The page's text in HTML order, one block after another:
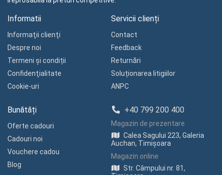
Informatii
Informaţii clienţi
Despre noi
Termeni și condiții
Confidenţialitate
Cookie-uri
Servicii clienți
Contact
Feedback
Returnări
Soluționarea litigiilor
ANPC
Bunătăți
Oferte cadouri
Cadouri noi
Vouchere cadou
Blog
+40 799 200 400
Magazin de prezentare
Calea Sagului 223, Galeria
Auchan, Timișoara
Magazin online
Str. Câmpului nr. 81,